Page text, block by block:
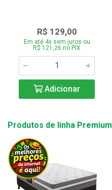
R$ 129,00
Em até 4x sem juros ou
R$ 121,26 no PIX
Adicionar
Produtos de linha Premium